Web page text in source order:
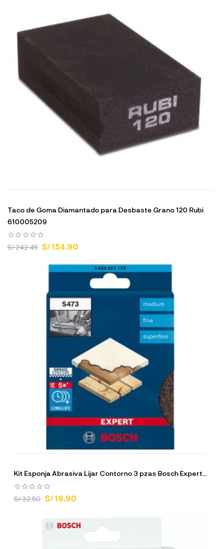
Taco de Goma Diamantado para Desbaste Grano 120 Rubi
610005209
S/ 242.45 S/ 154.90
Kit Esponja Abrasiva Lijar Contorno 3 pzas Bosch Expert...
S/ 32.50 S/ 19.90